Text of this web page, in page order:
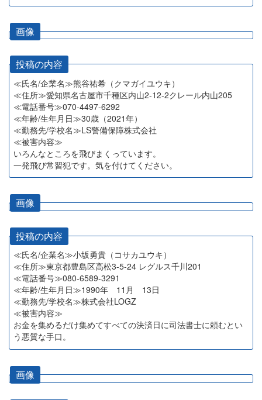
画像
投稿の内容
≪氏名/企業名≫熊谷祐希（クマガイユウキ）
≪住所≫愛知県名古屋市千種区内山2-12-2クレール内山205
≪電話番号≫070-4497-6292
≪年齢/生年月日≫30歳（2021年）
≪勤務先/学校名≫LS警備保障株式会社
≪被害内容≫
いろんなところを飛びまくっています。
一発飛び常習犯です。気を付けてください。
画像
投稿の内容
≪氏名/企業名≫小坂勇貴（コサカユウキ）
≪住所≫東京都豊島区高松3-5-24 レグルス千川201
≪電話番号≫080-6589-3291
≪年齢/生年月日≫1990年 11月 13日
≪勤務先/学校名≫株式会社LOGZ
≪被害内容≫
お金を集めるだけ集めてすべての決済日に司法書士に頼むとい
う悪質な手口。
画像